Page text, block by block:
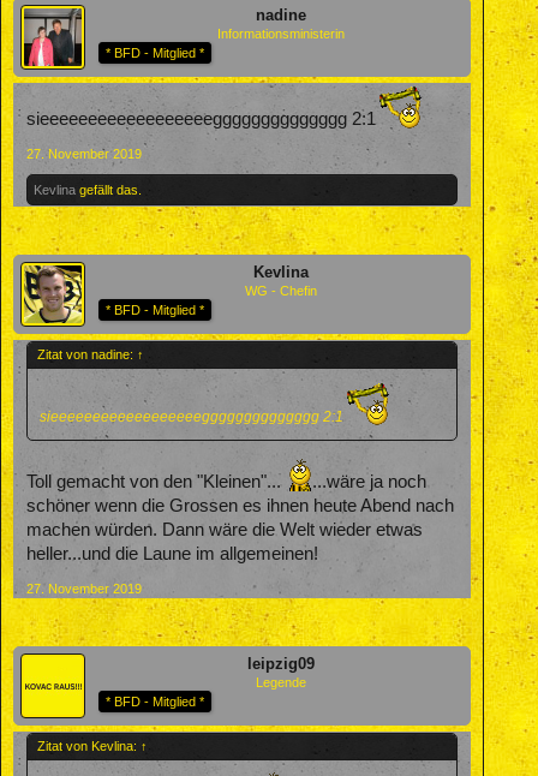
nadine
Informationsministerin
* BFD - Mitglied *
sieeeeeeeeeeeeeeeeeegggggggggggggg 2:1
27. November 2019
Kevlina gefällt das.
Kevlina
WG - Chefin
* BFD - Mitglied *
Zitat von nadine: ↑
sieeeeeeeeeeeeeeeeeegggggggggggggg 2:1
Toll gemacht von den "Kleinen"...
...wäre ja noch
schöner wenn die Grossen es ihnen heute Abend nach
machen würden. Dann wäre die Welt wieder etwas
heller...und die Laune im allgemeinen!
27. November 2019
leipzig09
Legende
* BFD - Mitglied *
Zitat von Kevlina: ↑